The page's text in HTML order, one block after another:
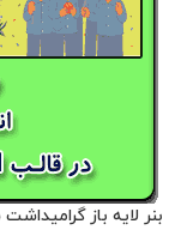
بنر لایه باز